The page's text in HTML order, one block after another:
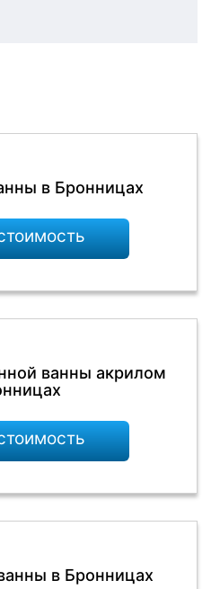
в Бронницах
ванны акрилом
в Бронницах